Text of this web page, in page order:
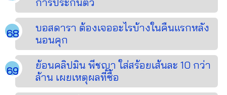
บอสดารา ต้องเจออะไรบ้างในคืนแรกหลัง
นอนคุก
ย้อนคลิปมิน พีชญา ใส่สร้อยเส้นละ 10 กว่า
ล้าน เผยเหตุผลที่ซื้อ